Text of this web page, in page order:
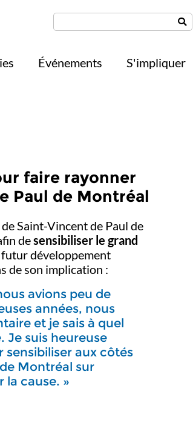
Événements S'impliquer
faire rayonner
Paul de Montréal
de Saint-Vincent de Paul de
desensibiliser le grand
futur développement
de son implication :
avions peu de
années, nous
et je sais à quel
Je suis heureuse
sensibiliser aux côtés
Montréal sur
la cause. »